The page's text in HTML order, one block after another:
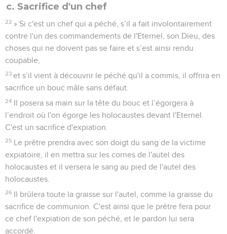
c. Sacrifice d'un chef
22 » Si c'est un chef qui a péché, s’il a fait involontairement
contre l'un des commandements de l'Eternel, son Dieu, des
choses qui ne doivent pas se faire et s’est ainsi rendu
coupable,
23 et s’il vient à découvrir le péché qu'il a commis, il offrira en
sacrifice un bouc mâle sans défaut.
24 Il posera sa main sur la tête du bouc et l’égorgera à
l’endroit où l'on égorge les holocaustes devant l'Eternel.
C'est un sacrifice d'expiation.
25 Le prêtre prendra avec son doigt du sang de la victime
expiatoire, il en mettra sur les cornes de l'autel des
holocaustes et il versera le sang au pied de l'autel des
holocaustes.
26 Il brûlera toute la graisse sur l'autel, comme la graisse du
sacrifice de communion. C'est ainsi que le prêtre fera pour
ce chef l'expiation de son péché, et le pardon lui sera
accordé.